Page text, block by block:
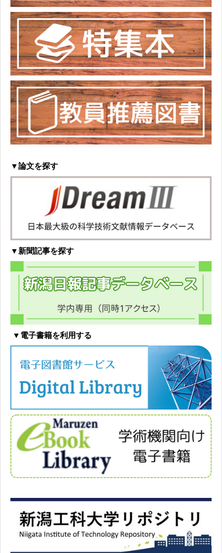
▼論文を探す
▼新聞記事を探す
▼電子書籍を利用する